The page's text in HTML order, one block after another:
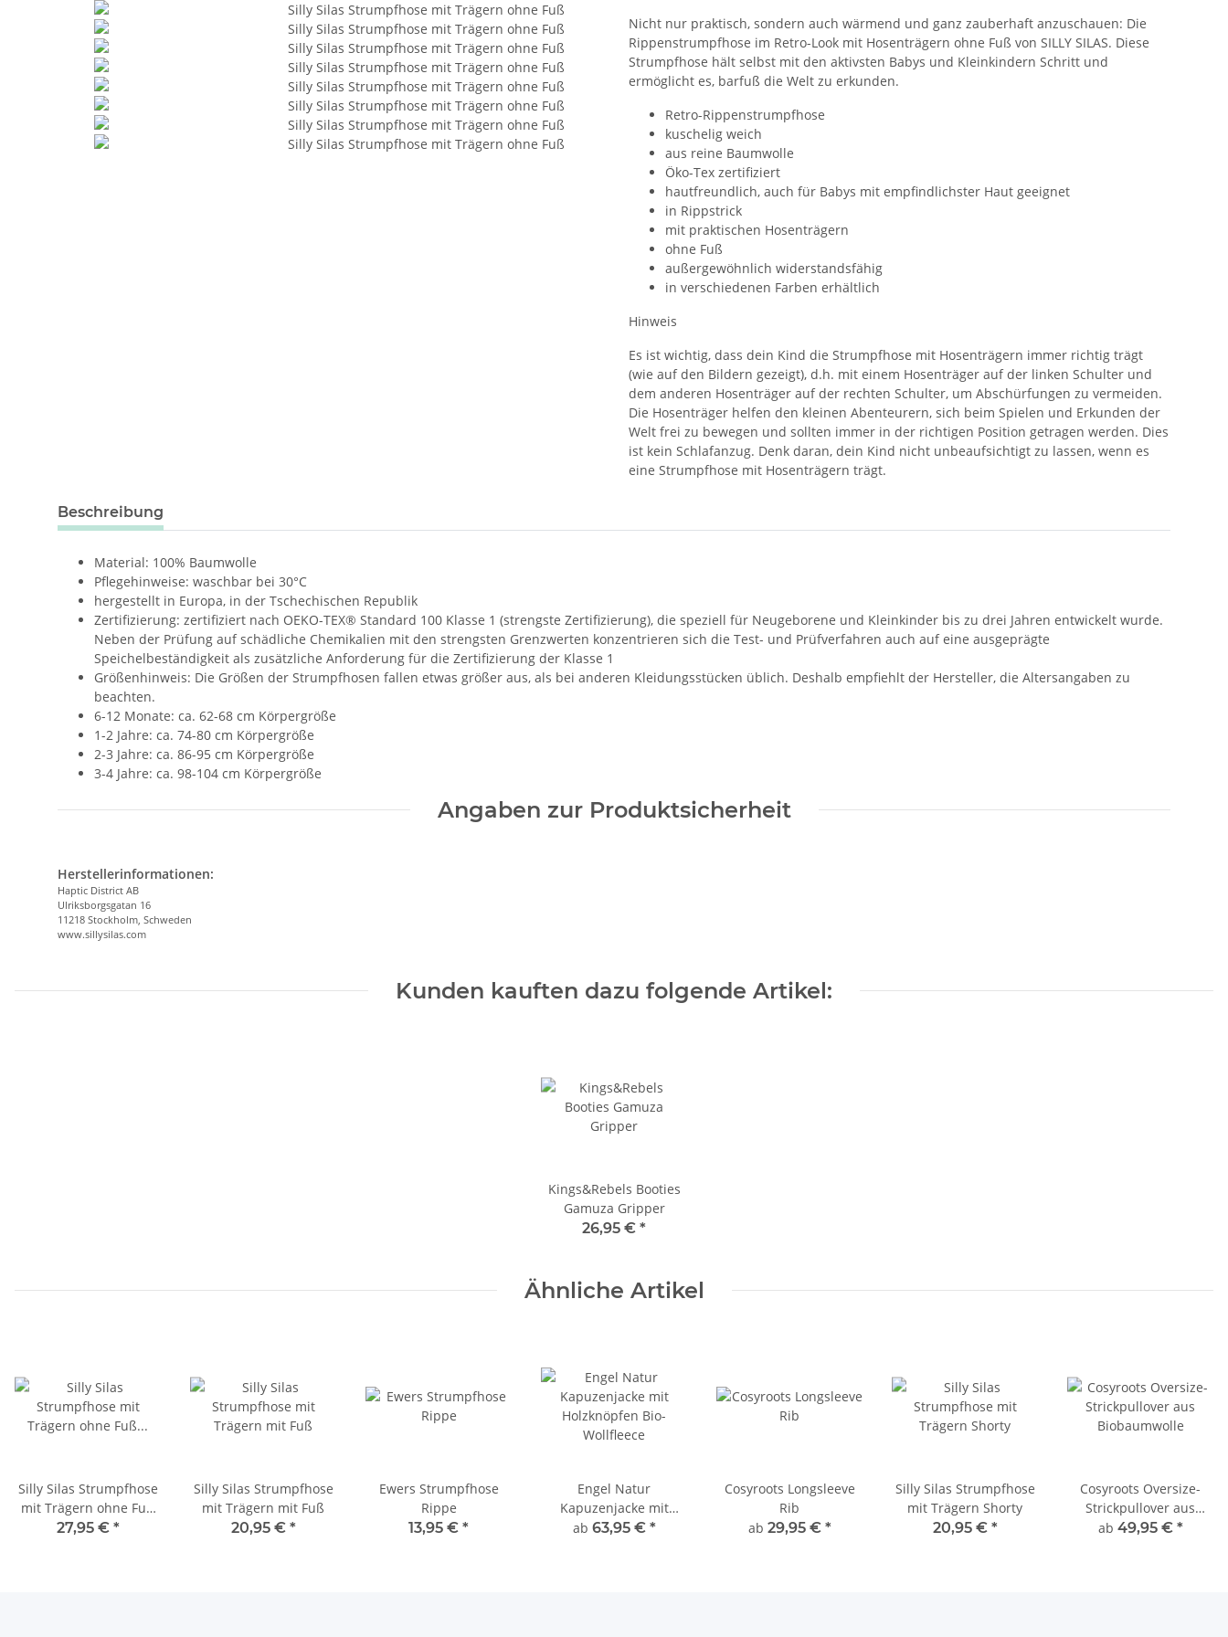
Nicht nur praktisch, sondern auch wärmend und ganz zauberhaft anzuschauen: Die
Rippenstrumpfhose im Retro-Look mit Hosenträgern ohne Fuß von SILLY SILAS. Diese
Strumpfhose hält selbst mit den aktivsten Babys und Kleinkindern Schritt und
ermöglicht es, barfuß die Welt zu erkunden.
Retro-Rippenstrumpfhose
kuschelig weich
aus reine Baumwolle
Öko-Tex zertifiziert
hautfreundlich, auch für Babys mit empfindlichster Haut geeignet
in Rippstrick
mit praktischen Hosenträgern
ohne Fuß
außergewöhnlich widerstandsfähig
in verschiedenen Farben erhältlich
Hinweis
Es ist wichtig, dass dein Kind die Strumpfhose mit Hosenträgern immer richtig trägt
(wie auf den Bildern gezeigt), d.h. mit einem Hosenträger auf der linken Schulter und
dem anderen Hosenträger auf der rechten Schulter, um Abschürfungen zu vermeiden.
Die Hosenträger helfen den kleinen Abenteurern, sich beim Spielen und Erkunden der
Welt frei zu bewegen und sollten immer in der richtigen Position getragen werden. Dies
ist kein Schlafanzug. Denk daran, dein Kind nicht unbeaufsichtigt zu lassen, wenn es
eine Strumpfhose mit Hosenträgern trägt.
weitere Registerkarten anzeigen
Beschreibung
Material: 100% Baumwolle
Pflegehinweise: waschbar bei 30°C
hergestellt in Europa, in der Tschechischen Republik
Zertifizierung: zertifiziert nach OEKO-TEX® Standard 100 Klasse 1 (strengste Zertifizierung), die speziell für Neugeborene und Kleinkinder bis zu drei Jahren entwickelt wurde.
Neben der Prüfung auf schädliche Chemikalien mit den strengsten Grenzwerten konzentrieren sich die Test- und Prüfverfahren auch auf eine ausgeprägte
Speichelbeständigkeit als zusätzliche Anforderung für die Zertifizierung der Klasse 1
Größenhinweis: Die Größen der Strumpfhosen fallen etwas größer aus, als bei anderen Kleidungsstücken üblich. Deshalb empfiehlt der Hersteller, die Altersangaben zu
beachten.
6-12 Monate: ca. 62-68 cm Körpergröße
1-2 Jahre: ca. 74-80 cm Körpergröße
2-3 Jahre: ca. 86-95 cm Körpergröße
3-4 Jahre: ca. 98-104 cm Körpergröße
Angaben zur Produktsicherheit
Herstellerinformationen:
Haptic District AB
Ulriksborgsgatan 16
11218 Stockholm, Schweden
www.sillysilas.com
Kunden kauften dazu folgende Artikel:
Kings&Rebels Booties
Gamuza Gripper
26,95 € *
Ähnliche Artikel
Silly Silas Strumpfhose
mit Trägern ohne Fuß
Wolle
27,95 € *
Silly Silas Strumpfhose
mit Trägern mit Fuß
20,95 € *
Ewers Strumpfhose
Rippe
13,95 € *
Engel Natur
Kapuzenjacke mit
Holzknöpfen Bio-
ab 63,95 € *
Cosyroots Longsleeve
Rib
ab 29,95 € *
Silly Silas Strumpfhose
mit Trägern Shorty
20,95 € *
Cosyroots Oversize-
Strickpullover aus
Biobaumwolle
ab 49,95 € *